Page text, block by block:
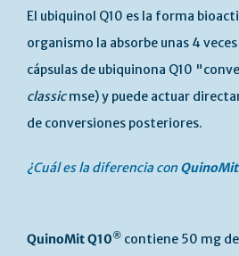
El ubiquinol Q10 es la forma
organismo la absorbe unas 4
cápsulas de ubiquinona Q10
classicmse) y puede actuar
de conversiones posteriores.
¿Cuál es la diferencia con
QuinoMit Q10® contiene 50 mg